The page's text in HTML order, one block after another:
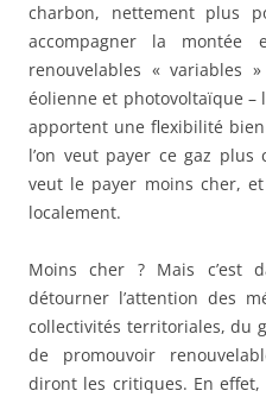
charbon, nettement plus
accompagner la montée
renouvelables « variables
éolienne et photovoltaïque –
apportent une flexibilité
l’on veut payer ce gaz plus
veut le payer moins cher,
localement.
Moins cher ? Mais c’est
détourner l’attention des
collectivités territoriales, du
de promouvoir
diront les critiques. En